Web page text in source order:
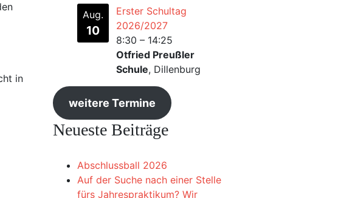
in
Aug.
10
Erster Schultag
2026/2027
8:30 – 14:25
Otfried Preußler
Schule, Dillenburg
weitere Termine
Neueste Beiträge
Abschlussball 2026
Auf der Suche nach einer Stelle
fürs Jahrespraktikum? Wir